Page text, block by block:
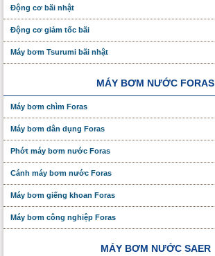
Động cơ bãi nhật
Động cơ giảm tốc bãi
Máy bơm Tsurumi bãi nhật
MÁY BƠM NƯỚC FORAS
Máy bơm chìm Foras
Máy bơm dân dụng Foras
Phớt máy bơm nước Foras
Cánh máy bơm nước Foras
Máy bơm giếng khoan Foras
Máy bơm công nghiệp Foras
MÁY BƠM NƯỚC SAER